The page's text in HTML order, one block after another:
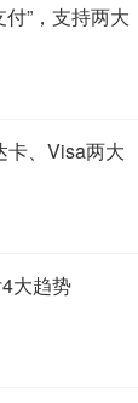
”，支持两大
卡、Visa两大
大趋势